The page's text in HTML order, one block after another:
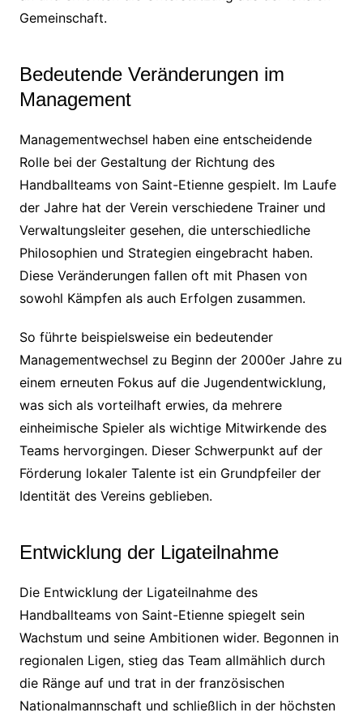
Gemeinschaft.
Bedeutende Veränderungen im
Management
Managementwechsel haben eine entscheidende
Rolle bei der Gestaltung der Richtung des
Handballteams von Saint-Etienne gespielt. Im Laufe
der Jahre hat der Verein verschiedene Trainer und
Verwaltungsleiter gesehen, die unterschiedliche
Philosophien und Strategien eingebracht haben.
Diese Veränderungen fallen oft mit Phasen von
sowohl Kämpfen als auch Erfolgen zusammen.
So führte beispielsweise ein bedeutender
Managementwechsel zu Beginn der 2000er Jahre zu
einem erneuten Fokus auf die Jugendentwicklung,
was sich als vorteilhaft erwies, da mehrere
einheimische Spieler als wichtige Mitwirkende des
Teams hervorgingen. Dieser Schwerpunkt auf der
Förderung lokaler Talente ist ein Grundpfeiler der
Identität des Vereins geblieben.
Entwicklung der Ligateilnahme
Die Entwicklung der Ligateilnahme des
Handballteams von Saint-Etienne spiegelt sein
Wachstum und seine Ambitionen wider. Begonnen in
regionalen Ligen, stieg das Team allmählich durch
die Ränge auf und trat in der französischen
Nationalmannschaft und schließlich in der höchsten